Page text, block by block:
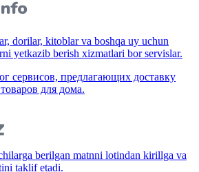
dorilar, kitoblar va boshqa uy uchun
yetkazib berish xizmatlari bor servislar.
сервисов, предлагающих доставку
для дома.
berilgan matnni lotindan kirillga va
taklif etadi.